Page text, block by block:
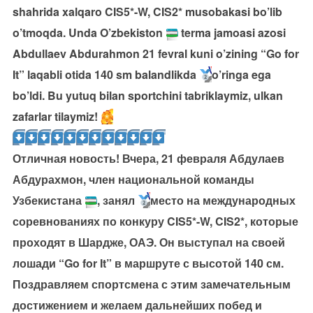
shahrida xalqaro CIS5*-W, CIS2* musobakasi bo’lib
o’tmoqda. Unda O’zbekiston
terma jamoasi azosi
Abdullaev Abdurahmon 21 fevral kuni o’zining “Go for
It” laqabli otida 140 sm balandlikda
o’ringa ega
bo’ldi. Bu yutuq bilan sportchini tabriklaymiz, ulkan
zafarlar tilaymiz!
Отличная новость! Вчера, 21 февраля Абдулаев
Абдурахмон, член национальной команды
Узбекистана
, занял
место на международных
соревнованиях по конкуру CIS5*-W, CIS2*, которые
проходят в Шардже, ОАЭ. Он выступал на своей
лошади “Go for It” в маршруте с высотой 140 см.
Поздравляем спортсмена с этим замечательным
достижением и желаем дальнейших побед и